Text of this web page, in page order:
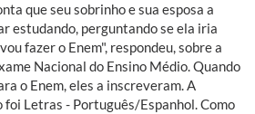
que seu sobrinho e sua esposa a
estudando, perguntando se ela iria
fazer o Enem", respondeu, sobre a
Nacional do Ensino Médio. Quando
o Enem, eles a inscreveram. A
foi Letras - Português/Espanhol. Como